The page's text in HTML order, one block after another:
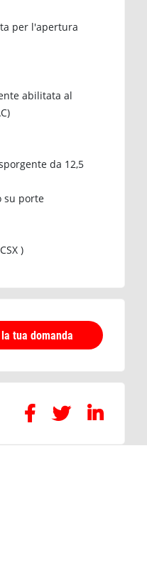
per l'apertura
abilitata al
da 12,5
su porte
)
tua domanda